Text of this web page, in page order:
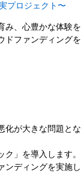
プロジェクト〜
み、心豊かな体験を
ドファンディングを
化が大きな問題とな
」を導入します。
ンディングを実施し